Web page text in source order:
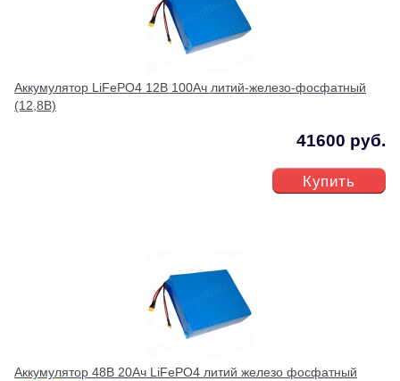
Аккумулятор LiFePO4 12В 100Ач литий-железо-фосфатный
(12,8В)
41600 руб.
Купить
Аккумулятор 48В 20Ач LiFePO4 литий железо фосфатный